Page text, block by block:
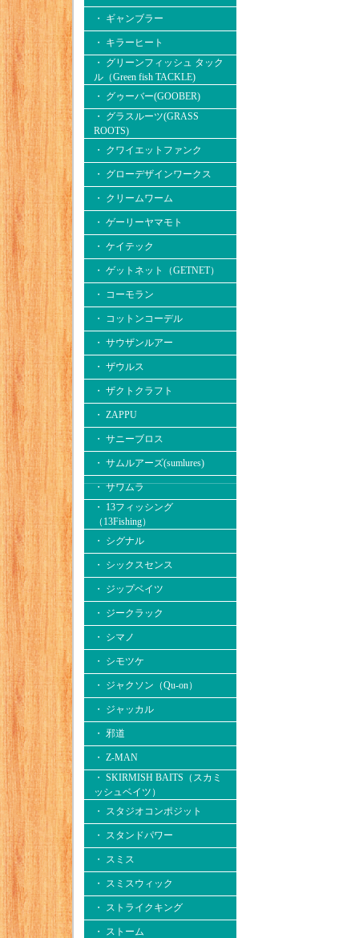
・ ギャンブラー
・ キラーヒート
・ グリーンフィッシュ タック
ル（Green fish TACKLE)
・ グゥーバー(GOOBER)
・ グラスルーツ(GRASS
ROOTS)
・ クワイエットファンク
・ グローデザインワークス
・ クリームワーム
・ ゲーリーヤマモト
・ ケイテック
・ ゲットネット（GETNET）
・ コーモラン
・ コットンコーデル
・ サウザンルアー
・ ザウルス
・ ザクトクラフト
・ ZAPPU
・ サニーブロス
・ サムルアーズ(sumlures)
・ サワムラ
・ 13フィッシング
（13Fishing）
・ シグナル
・ シックスセンス
・ ジップベイツ
・ ジークラック
・ シマノ
・ シモツケ
・ ジャクソン（Qu-on）
・ ジャッカル
・ 邪道
・ Z-MAN
・ SKIRMISH BAITS（スカミ
ッシュベイツ）
・ スタジオコンポジット
・ スタンドパワー
・ スミス
・ スミスウィック
・ ストライクキング
・ ストーム